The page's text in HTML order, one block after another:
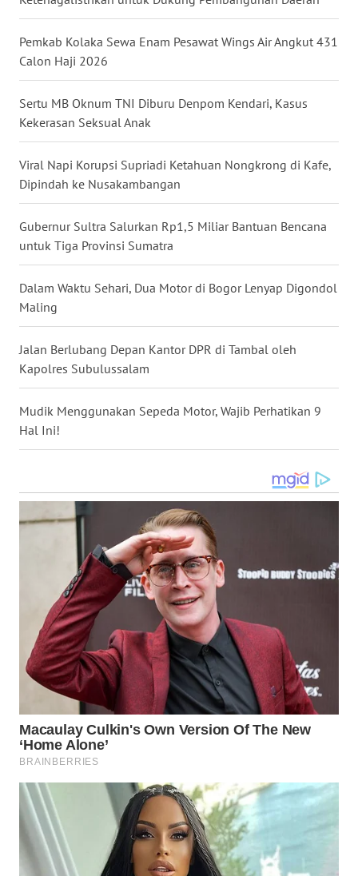
Pemkab Kolaka Sewa Enam Pesawat Wings Air Angkut 431
Calon Haji 2026
Sertu MB Oknum TNI Diburu Denpom Kendari, Kasus
Kekerasan Seksual Anak
Viral Napi Korupsi Supriadi Ketahuan Nongkrong di Kafe,
Dipindah ke Nusakambangan
Gubernur Sultra Salurkan Rp1,5 Miliar Bantuan Bencana
untuk Tiga Provinsi Sumatra
Dalam Waktu Sehari, Dua Motor di Bogor Lenyap Digondol
Maling
Jalan Berlubang Depan Kantor DPR di Tambal oleh
Kapolres Subulussalam
Mudik Menggunakan Sepeda Motor, Wajib Perhatikan 9
Hal Ini!
WN
KALTARA
WN
KALSEL
KALTIM
SULSEL
GORONTALO
SULUT
WN
MALUKU
WN
DAIRI
DANAU
TOBA
WN
NIAS
LANGKAT
WN
TAPANULI
SELATAN
WN
TANJUNG
LESUNG